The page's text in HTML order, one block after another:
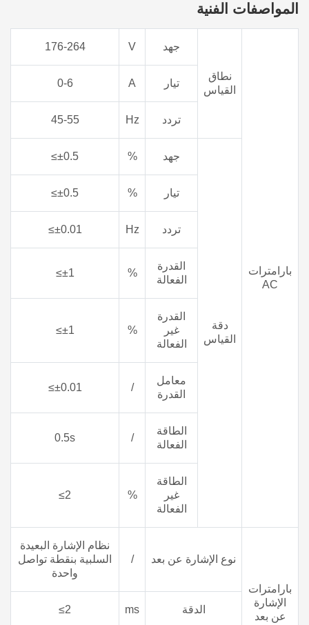
المواصفات الفنية
بارامترات
AC
نطاق
القياس
جهد V
176-264
تيار A
0-6
تردد Hz
45-55
دقة
القياس
جهد %
≤±0.5
تيار %
≤±0.5
تردد Hz
≤±0.01
القدرة
الفعالة
%
≤±1
القدرة
غير
الفعالة
%
≤±1
معامل
القدرة
/
≤±0.01
الطاقة
الفعالة
/
0.5s
الطاقة
غير
الفعالة
%
≤2
بارامترات
الإشارة
عن بعد
نوع الإشارة عن بعد /
نظام الإشارة البعيدة
السلبية بنقطة تواصل
واحدة
الدقة ms
≤2